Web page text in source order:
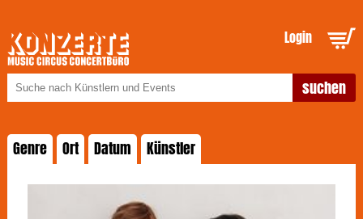
Login
Genre Ort Datum Künstler